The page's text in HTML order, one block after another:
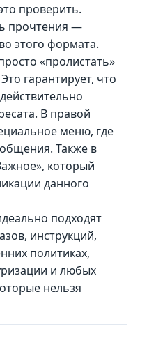
проверить.
прочтения —
этого формата.
«пролистать»
гарантирует, что
В правой
меню, где
Также в
который
данного
подходят
инструкций,
политиках,
и любых
нельзя